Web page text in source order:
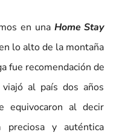
en una Home Stay
lo alto de la montaña
fue recomendación de
al país dos años
equivocaron al decir
preciosa y auténtica